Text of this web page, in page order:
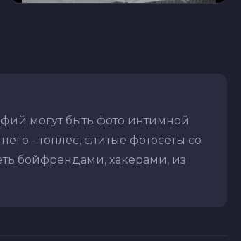
могут быть фото интимной
- топлес, слитые фотосеты со
бойфрендами, хакерами, из